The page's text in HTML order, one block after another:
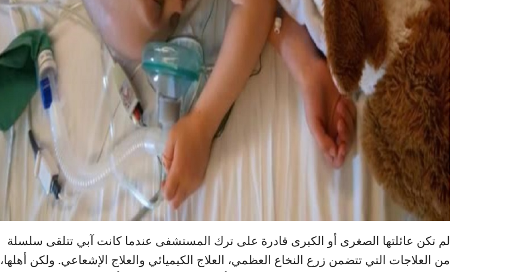
لم تكن عائلتها الصغرى أو الكبرى قادرة على ترك المستشفى عندما كانت آبي تتلقى سلسلة
من العلاجات التي تتضمن زرع النخاع العظمي، العلاج الكيميائي والعلاج الإشعاعي. ولكن أهلها،